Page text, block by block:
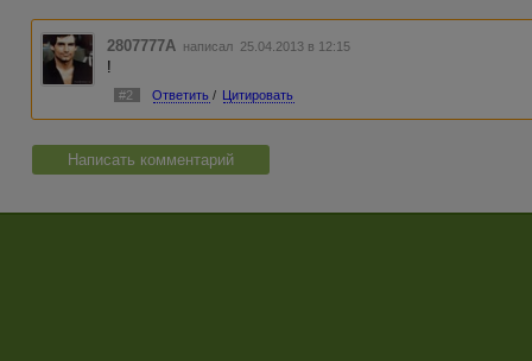
2807777A написал 25.04.2013 в 12:15
!
#2 Ответить / Цитировать
Написать комментарий